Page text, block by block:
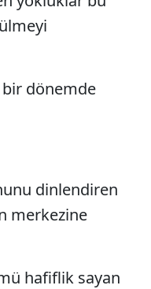
dönemde
dinlendiren
merkezine
hafiflik sayan